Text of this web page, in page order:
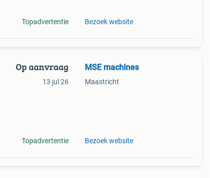
Topadvertentie Bezoek website
Op aanvraag
13 jul 26
Topadvertentie
MSE machines
Maastricht
Bezoek website